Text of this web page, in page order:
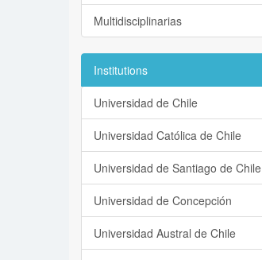
Multidisciplinarias
Institutions
Universidad de Chile
Universidad Católica de Chile
Universidad de Santiago de Chile
Universidad de Concepción
Universidad Austral de Chile